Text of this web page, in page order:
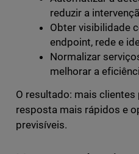
reduzir a
Obter visibilidade
endpoint, rede e
Normalizar
melhorar a
O resultado: mais
resposta mais rápidos e
previsíveis.